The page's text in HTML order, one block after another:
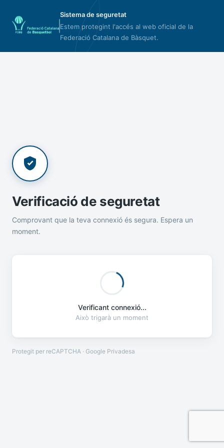
Sistema de seguretat
Estem protegint l'accés al web oficial de la
Federació Catalana de Bàsquet.
Verificació de seguretat
Comprovant que la teva connexió és segura. Espera un
moment.
Verificant connexió...
Això trigarà un moment
Protegit per reCAPTCHA · Google Privadesa